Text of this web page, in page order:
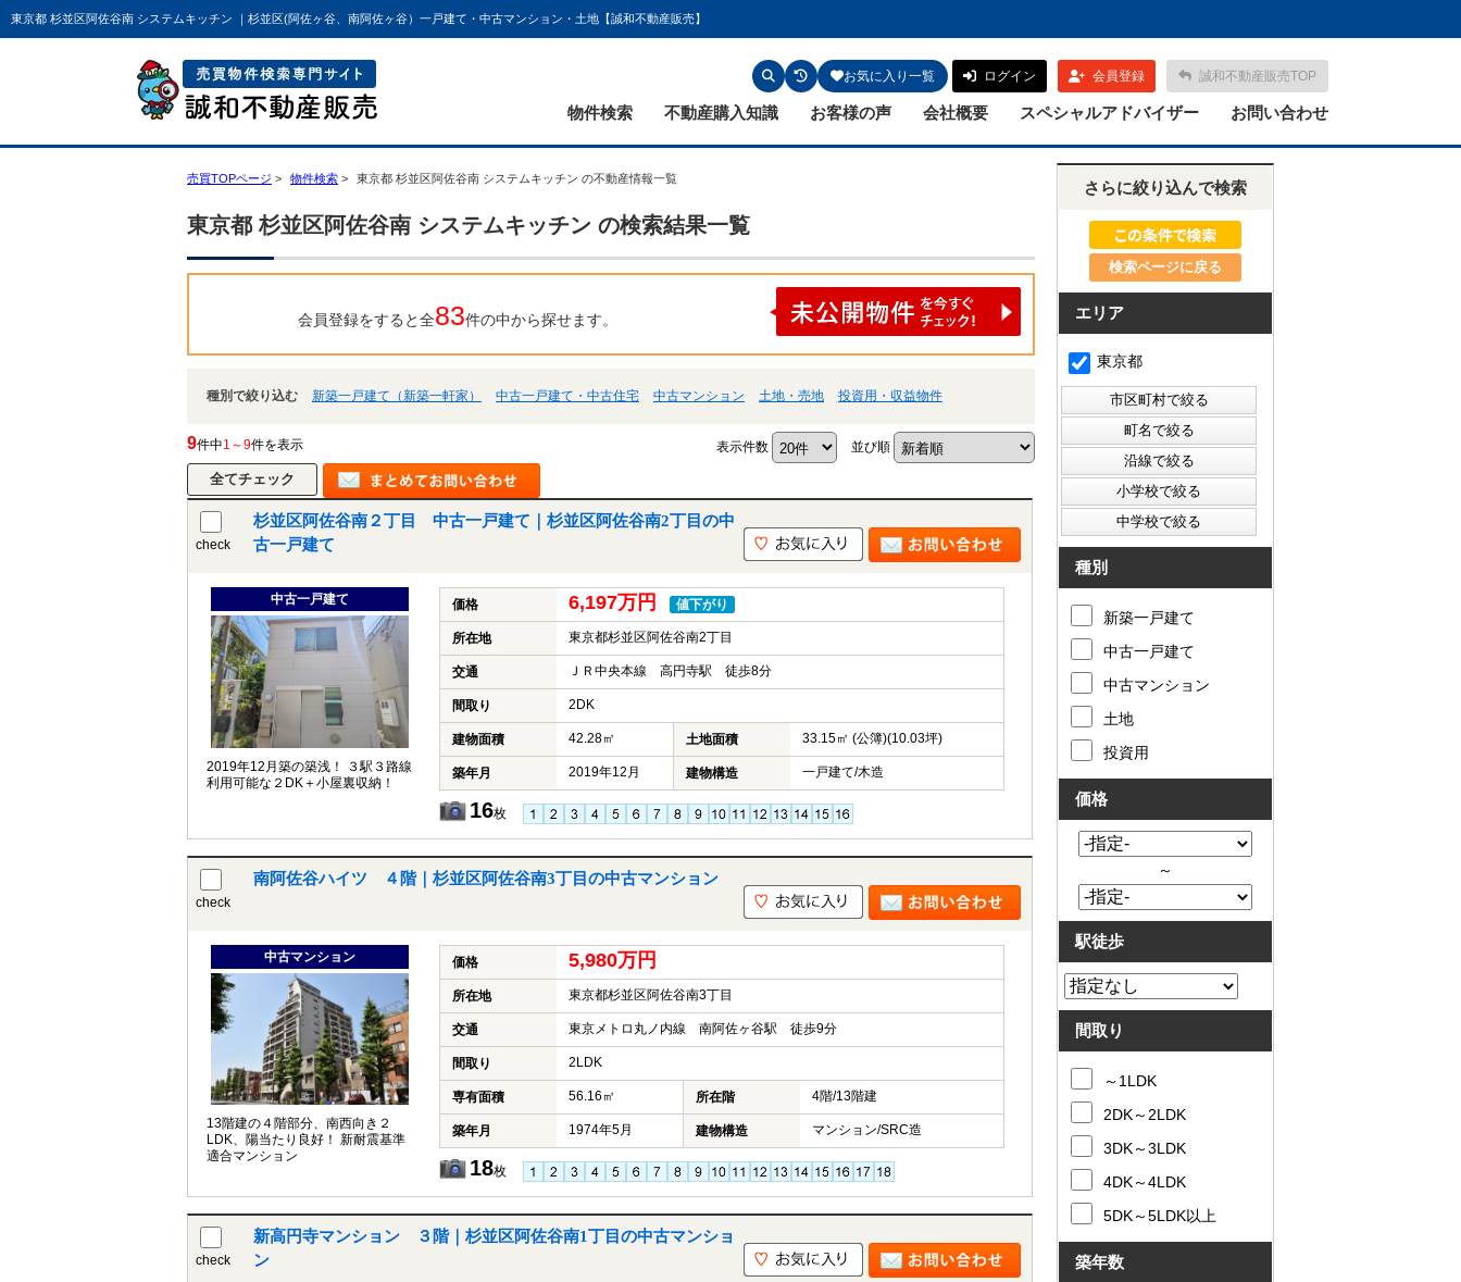
東京都 杉並区阿佐谷南 システムキッチン ｜杉並区(阿佐ヶ谷、南阿佐ヶ谷）一戸建て・中古マンション・土地【誠和不動産販売】
ログイン 会員登録 誠和不動産販売TOP
お気に入り一覧
物件検索 不動産購入知識 お客様の声 会社概要 スペシャルアドバイザー お問い合わせ
売買TOPページ 物件検索 東京都 杉並区阿佐谷南 システムキッチン の不動産情報一覧
東京都 杉並区阿佐谷南 システムキッチン の検索結果一覧
会員登録をすると全83件の中から探せます。
種別で絞り込む 新築一戸建て（新築一軒家） 中古一戸建て・中古住宅 中古マンション 土地・売地 投資用・収益物件
9件中1～9件を表示 表示件数 並び順
check
杉並区阿佐谷南２丁目 中古一戸建て｜杉並区阿佐谷南2丁目の中
古一戸建て
中古一戸建て
2019年12月築の築浅！ ３駅３路線
利用可能な２DK＋小屋裏収納！
価格 6,197万円 値下がり
所在地 東京都杉並区阿佐谷南2丁目
交通 ＪＲ中央本線 高円寺駅 徒歩8分
間取り 2DK
建物面積 42.28㎡ 土地面積 33.15㎡ (公簿)(10.03坪)
築年月 2019年12月 建物構造 一戸建て/木造
16枚
check
南阿佐谷ハイツ ４階｜杉並区阿佐谷南3丁目の中古マンション
中古マンション
13階建の４階部分、南西向き２
LDK、陽当たり良好！ 新耐震基準
適合マンション
価格 5,980万円
所在地 東京都杉並区阿佐谷南3丁目
交通 東京メトロ丸ノ内線 南阿佐ヶ谷駅 徒歩9分
間取り 2LDK
専有面積 56.16㎡ 所在階 4階/13階建
築年月 1974年5月 建物構造 マンション/SRC造
18枚
check
新高円寺マンション ３階｜杉並区阿佐谷南1丁目の中古マンショ
ン
さらに絞り込んで検索
検索ページに戻る
エリア
東京都
種別
新築一戸建て
中古一戸建て
中古マンション
土地
投資用
価格
～
駅徒歩
間取り
～1LDK
2DK～2LDK
3DK～3LDK
4DK～4LDK
5DK～5LDK以上
築年数